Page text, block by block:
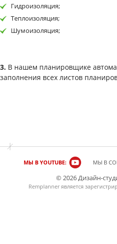
Гидроизоляция;
Теплоизоляция;
Шумоизоляция;
3. В нашем планировщике
заполнения всех листов
МЫ В YOUTUBE: МЫ В
© 2026 Дизайн-
Remplanner является